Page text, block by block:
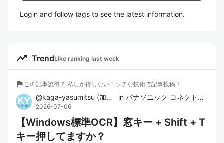
Login and follow tags to see the latest information.
trending_up TrendLike ranking last week
flag この記事誰得？ 私しか得しないニッチな技術で記事投稿！
@kaga-yasumitsu (加賀 泰光 )
in パナソニック コネクト株式会社
2026-07-06
【Windows標準OCR】窓キー + Shift + T
キー押してますか？